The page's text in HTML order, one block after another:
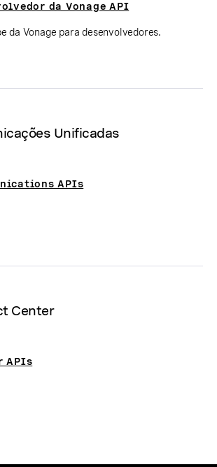
da Vonage API
da Vonage para desenvolvedores.
Unificadas
APIs
Center
APIs